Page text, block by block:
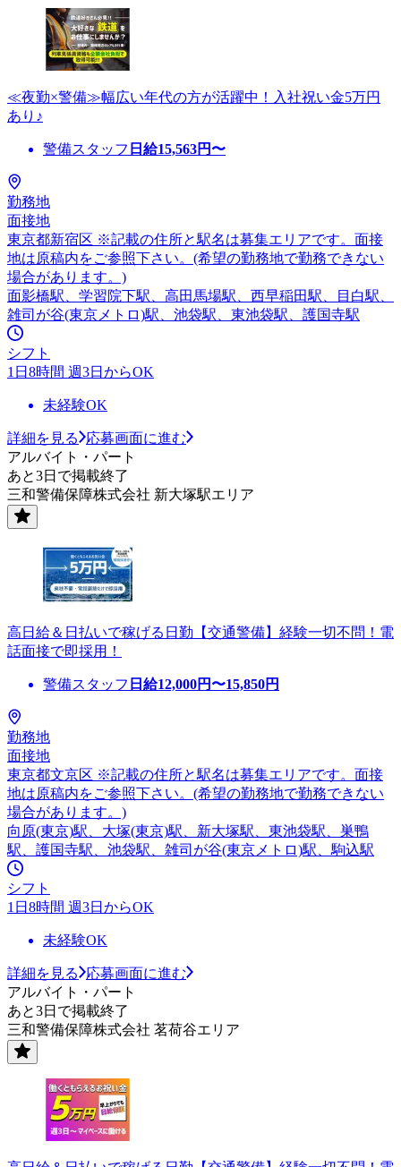
≪夜勤×警備≫幅広い年代の方が活躍中！入社祝い金5万円
あり♪
警備スタッフ 日給15,563円〜
勤務地
面接地
東京都新宿区 ※記載の住所と駅名は募集エリアです。面接
地は原稿内をご参照下さい。(希望の勤務地で勤務できない
場合があります。)
面影橋駅、学習院下駅、高田馬場駅、西早稲田駅、目白駅、
雑司が谷(東京メトロ)駅、池袋駅、東池袋駅、護国寺駅
シフト
1日8時間 週3日からOK
未経験OK
詳細を見る
応募画面に進む
アルバイト・パート
あと3日で掲載終了
三和警備保障株式会社 新大塚駅エリア
高日給＆日払いで稼げる日勤【交通警備】経験一切不問！電
話面接で即採用！
警備スタッフ 日給12,000円〜15,850円
勤務地
面接地
東京都文京区 ※記載の住所と駅名は募集エリアです。面接
地は原稿内をご参照下さい。(希望の勤務地で勤務できない
場合があります。)
向原(東京)駅、大塚(東京)駅、新大塚駅、東池袋駅、巣鴨
駅、護国寺駅、池袋駅、雑司が谷(東京メトロ)駅、駒込駅
シフト
1日8時間 週3日からOK
未経験OK
詳細を見る
応募画面に進む
アルバイト・パート
あと3日で掲載終了
三和警備保障株式会社 茗荷谷エリア